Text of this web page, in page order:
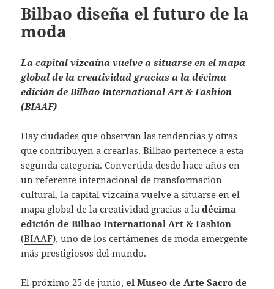
Bilbao diseña el futuro de la
moda
La capital vizcaína vuelve a situarse en el mapa
global de la creatividad gracias a la décima
edición de Bilbao International Art & Fashion
(BIAAF)
Hay ciudades que observan las tendencias y otras
que contribuyen a crearlas. Bilbao pertenece a esta
segunda categoría. Convertida desde hace años en
un referente internacional de transformación
cultural, la capital vizcaína vuelve a situarse en el
mapa global de la creatividad gracias a ladécima
edición de Bilbao International Art & Fashion
(BIAAF), uno de los certámenes de moda emergente
más prestigiosos del mundo.
El próximo 25 de junio,el Museo de Arte Sacro de